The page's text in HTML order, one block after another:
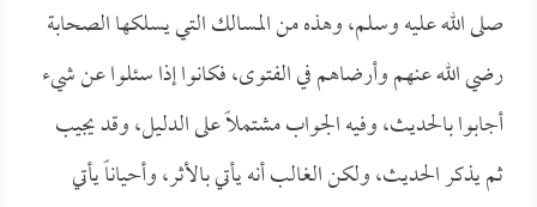
صلى الله عليه وسلم، وهذه من المسالك التي يسلكها الصحابة
رضي الله عنهم وأرضاهم في الفتوى، فكانوا إذا سئلوا عن شيء
أجابوا بالحديث، وفيه الجواب مشتملاً على الدليل، وقد يجيب
ثم يذكر الحديث، ولكن الغالب أنه يأتي بالأثر، وأحياناً يأتي